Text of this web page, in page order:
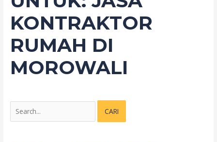
KONTRAKTOR
RUMAH DI
MOROWALI